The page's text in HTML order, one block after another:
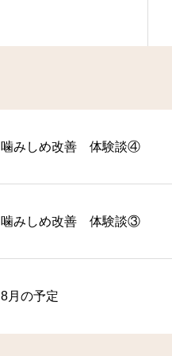
噛みしめ改善 体験談④
噛みしめ改善 体験談③
8月の予定